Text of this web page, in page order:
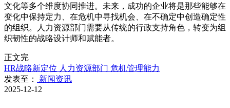
文化等多个维度协同推进。未来，成功的企业将是那些能够在
变化中保持定力、在危机中寻找机会、在不确定中创造确定性
的组织。人力资源部门需要从传统的行政支持角色，转变为组
织韧性的战略设计师和赋能者。
正文完
HR战略新定位 人力资源部门 危机管理能力
发表至：
新闻资讯
2025-12-12